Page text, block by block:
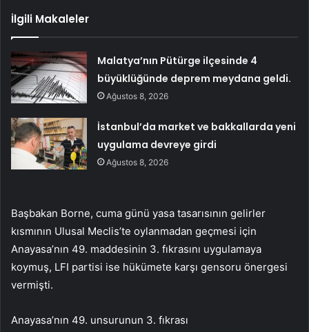
İlgili Makaleler
Malatya’nın Pütürge ilçesinde 4
büyüklüğünde deprem meydana geldi.
Ağustos 8, 2026
İstanbul’da market ve bakkallarda yeni
uygulama devreye girdi
Ağustos 8, 2026
Başbakan Borne, cuma günü yasa tasarısının gelirler
kısmının Ulusal Meclis’te oylanmadan geçmesi için
Anayasa’nın 49. maddesinin 3. fıkrasını uygulamaya
koymuş, LFI partisi ise hükümete karşı gensoru önergesi
vermişti.
Anayasa’nın 49. unsurunun 3. fıkrası